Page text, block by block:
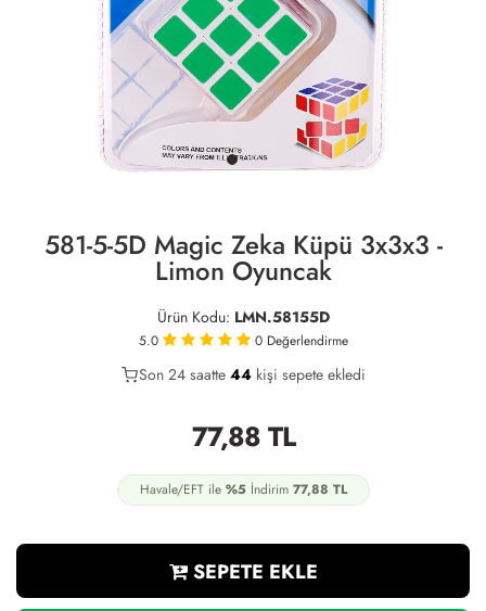
581-5-5D Magic Zeka Küpü 3x3x3 -
Limon Oyuncak
Ürün Kodu: LMN.58155D
5.0 0 Değerlendirme
37
Son 24 saatte 44kişi sepete ekledi
10
77,88TL
Havale/EFT ile %5İndirim 77,88 TL
SEPETE EKLE